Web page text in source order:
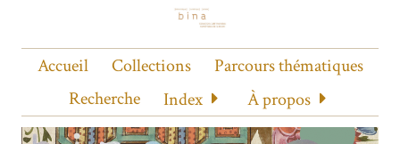
Accueil Collections
Parcours thématiques
Recherche
Index À propos